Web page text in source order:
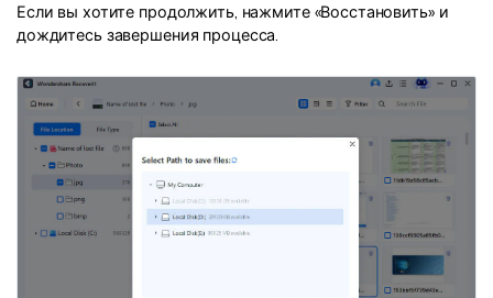
Если вы хотите продолжить, нажмите «Восстановить» и
дождитесь завершения процесса.